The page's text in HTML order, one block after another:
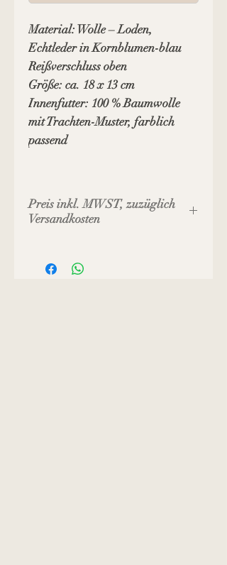
Material: Wolle – Loden,
Echtleder in Kornblumen-blau
Reißverschluss oben
Größe: ca. 18 x 13 cm
Innenfutter: 100 % Baumwolle
mit Trachten-Muster, farblich
passend
Preis inkl. MWST, zuzüglich
Versandkosten